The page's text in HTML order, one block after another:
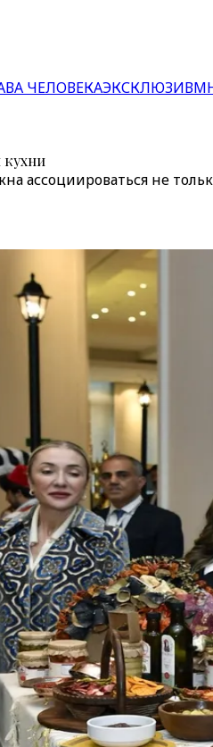
ЧЕЛОВЕКАЭКСКЛЮЗИВ
кухни
ассоциироваться не